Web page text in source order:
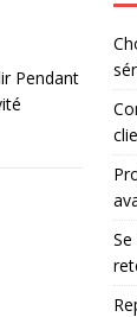
Pendant